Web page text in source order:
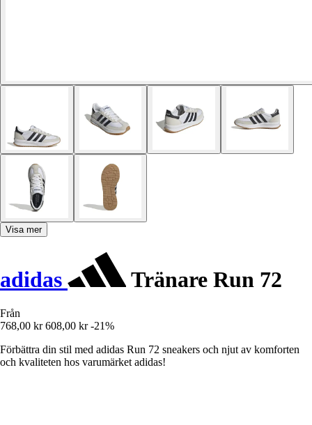
Visa mer
adidas Tränare Run 72
Från
768,00 kr 608,00 kr -21%
Förbättra din stil med adidas Run 72 sneakers och njut av komforten
och kvaliteten hos varumärket adidas!